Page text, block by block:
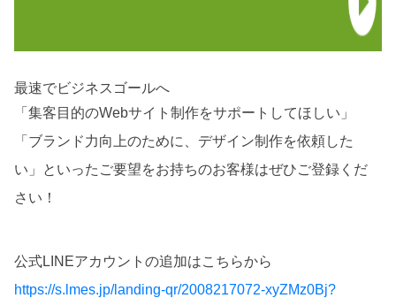
最速でビジネスゴールへ
「集客目的のWebサイト制作をサポートしてほしい」
「ブランド力向上のために、デザイン制作を依頼した
い」といったご要望をお持ちのお客様はぜひご登録くだ
さい！
公式LINEアカウントの追加はこちらから
https://s.lmes.jp/landing-qr/2008217072-xyZMz0Bj?